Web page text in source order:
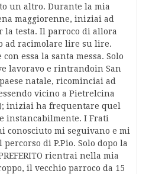
un altro. Durante la mia
maggiorenne, iniziai ad
la testa. Il parroco di allora
ad racimolare lire su lire.
essa la santa messa. Solo
lavoravo e rintrandoin San
natale, ricominciai ad
vicino a Pietrelcina
iniziai ha frequentare quel
instancabilmente. I Frati
conosciuto mi seguivano e mi
di P.Pio. Solo dopo la
rientrai nella mia
il vecchio parroco da 15